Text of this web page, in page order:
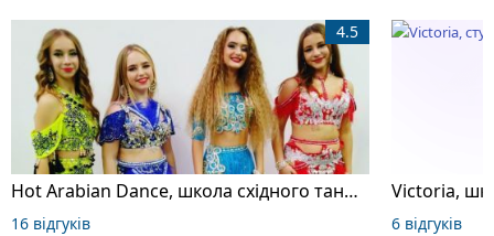
Hot Arabian Dance, школа східного танцю
4.5
16 відгуків
6 відгуків